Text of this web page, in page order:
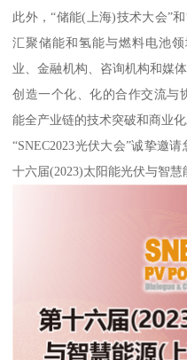
此外，“储能(上海)技术大会”
汇聚储能和氢能与燃料电池
业、金融机构、咨询机构和媒
创造一个化、化的合作交流与
能全产业链的技术突破和商业化
“SNEC2023光伏大会”诚挚邀
十六届(2023)太阳能光伏与智慧